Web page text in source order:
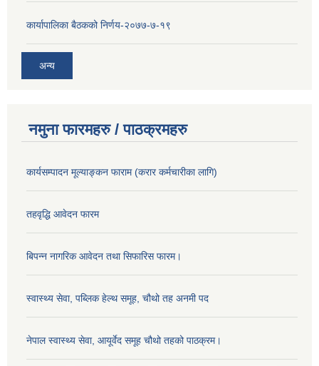
कार्यापालिका बैठकको निर्णय-२०७७-७-१९
अन्य
नमुना फारमहरु / पाठक्रमहरु
कार्यसम्पादन मूल्याङ्कन फाराम (करार कर्मचारीका लागि)
तहवृद्धि आवेदन फारम
बिपन्‍न नागरिक आवेदन तथा सिफारिस फारम।
स्वास्थ्य सेवा, पब्लिक हेल्‍थ समूह, चौथो तह अनमी पद
नेपाल स्वास्थ्य सेवा, आयूर्वेद समूह चौथो तहको पाठक्रम।